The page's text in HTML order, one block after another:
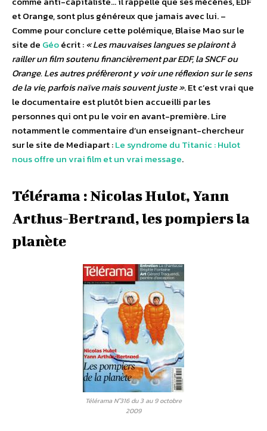
et Orange, sont plus généreux que jamais avec lui. –
Comme pour conclure cette polémique, Blaise Mao sur le
site de Géoécrit :« Les mauvaises langues se plairont à
railler un film soutenu financièrement par EDF, la SNCF ou
Orange. Les autres préfèreront y voir une réflexion sur le sens
de la vie, parfois naïve mais souvent juste ». Et c’est vrai que
le documentaire est plutôt bien accueilli par les
personnes qui ont pu le voir en avant-première. Lire
notamment le commentaire d’un enseignant-chercheur
sur le site de Mediapart :Le syndrome du Titanic : Hulot
nous offre un vrai film et un vrai message.
Télérama : Nicolas Hulot, Yann
Arthus-Bertrand, les pompiers la
planète
Télérama N°316 du 3 au 9 octobre
2009